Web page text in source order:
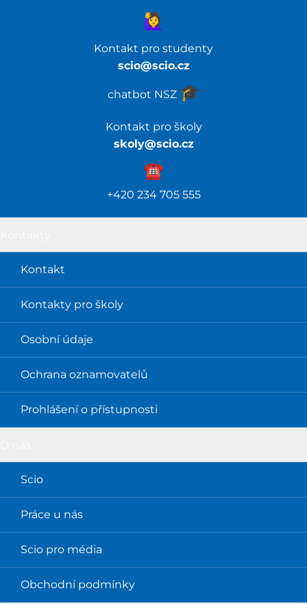
Kontakt pro studenty
scio@scio.cz
chatbot NSZ 🎓️
🙋‍♀️
Kontakt pro školy
skoly@scio.cz
☎️️
+420 234 705 555
Kontakt
Kontakty pro školy
Osobní údaje
Ochrana oznamovatelů
Prohlášení o přístupnosti
Scio
Práce u nás
Scio pro média
Obchodní podmínky